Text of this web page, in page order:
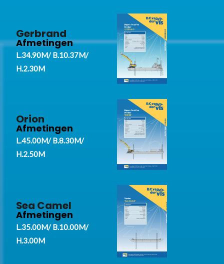
Gerbrand
Afmetingen
L.34.90M/ B.10.37M/
H.2.30M
Orion
Afmetingen
L.45.00M/ B.8.30M/
H.2.50M
Sea Camel
Afmetingen
L.35.00M/ B.10.00M/
H.3.00M